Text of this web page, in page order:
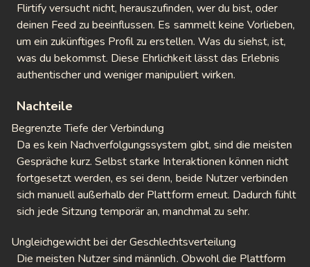
Flirtify versucht nicht, herauszufinden, wer du bist, oder
deinen Feed zu beeinflussen. Es sammelt keine Vorlieben,
um ein zukünftiges Profil zu erstellen. Was du siehst, ist,
was du bekommst. Diese Ehrlichkeit lässt das Erlebnis
authentischer und weniger manipuliert wirken.
Nachteile
Begrenzte Tiefe der Verbindung
Da es kein Nachverfolgungssystem gibt, sind die meisten
Gespräche kurz. Selbst starke Interaktionen können nicht
fortgesetzt werden, es sei denn, beide Nutzer verbinden
sich manuell außerhalb der Plattform erneut. Dadurch fühlt
sich jede Sitzung temporär an, manchmal zu sehr.
Ungleichgewicht bei der Geschlechtsverteilung
Die meisten Nutzer sind männlich. Obwohl die Plattform